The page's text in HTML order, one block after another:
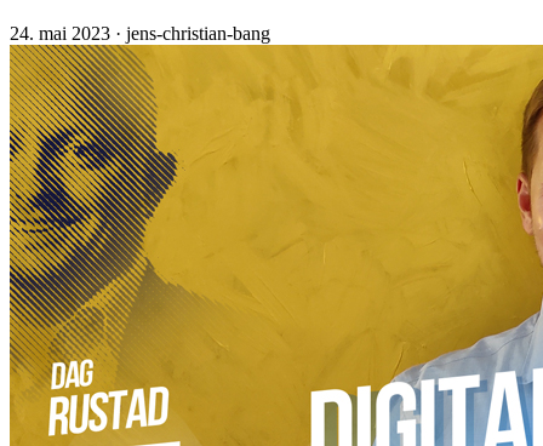
24. mai 2023 · jens-christian-bang